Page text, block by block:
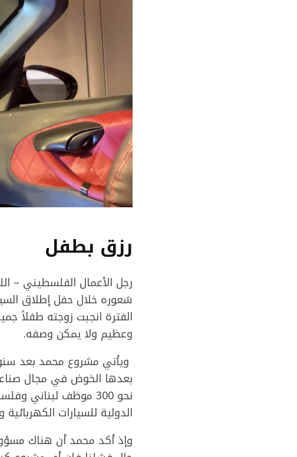
رزق بطفل
الفترة انجبت زوجته طفلاً
وعظيم ولا يمكن وصفه.
ويأتي مشروع محمد بعد
بعدها الخوض في مجال
نحو 300 موظف
الدولية للسيارات
وإذ أكد محمد أن هناك